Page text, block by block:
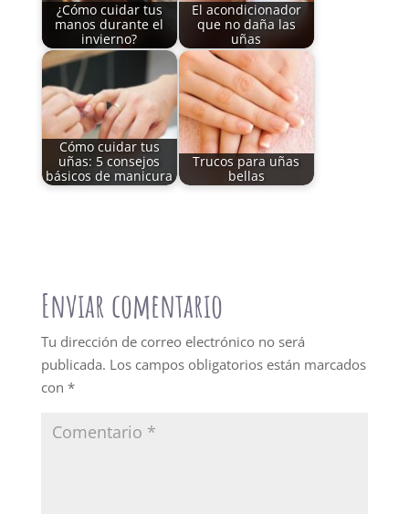
¿Cómo cuidar tus
manos durante el
invierno?
El acondicionador
que no daña las
uñas
Cómo cuidar tus
uñas: 5 consejos
básicos de manicura
Trucos para uñas
bellas
Enviar comentario
Tu dirección de correo electrónico no será
publicada. Los campos obligatorios están marcados
con *